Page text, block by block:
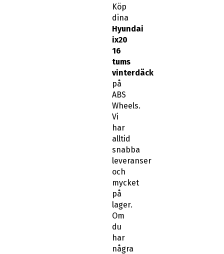
Köp
dina
Hyundai
ix20
16
tums
vinterdäck
på
ABS
Wheels.
Vi
har
alltid
snabba
leveranser
och
mycket
på
lager.
Om
du
har
några